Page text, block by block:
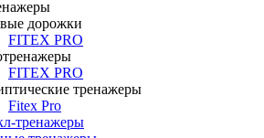
дорожки
FITEX PRO
FITEX PRO
тренажеры
Fitex Pro
тренажеры